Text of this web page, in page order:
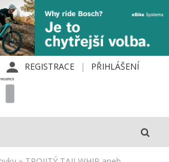
REGISTRACE PŘIHLÁŠENÍ